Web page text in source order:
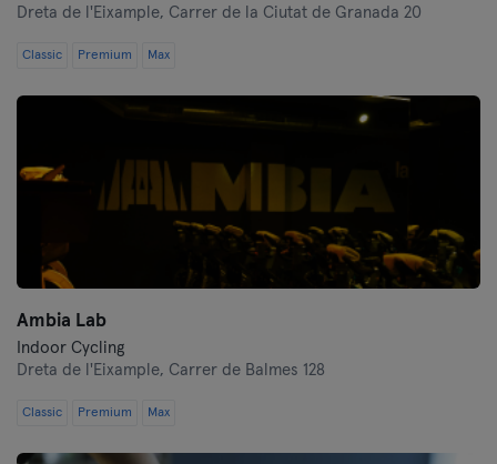
Dreta de l'Eixample, Carrer de la Ciutat de Granada 20
Classic Premium Max
Ambia Lab
Indoor Cycling
Dreta de l'Eixample, Carrer de Balmes 128
Classic Premium Max